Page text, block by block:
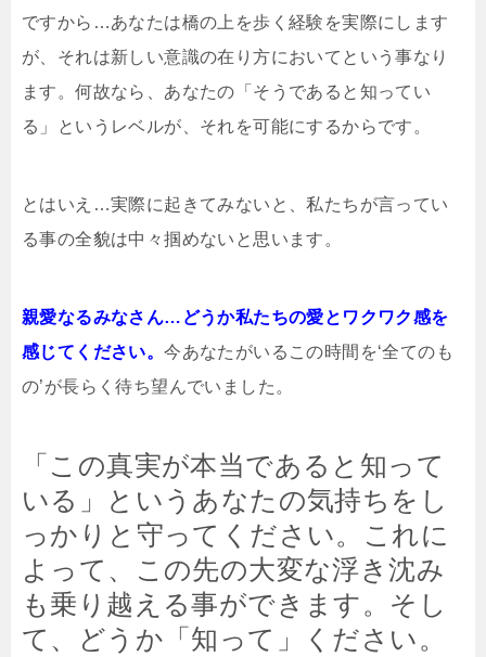
ですから…あなたは橋の上を歩く経験を実際にします
が、それは新しい意識の在り方においてという事なり
ます。何故なら、あなたの「そうであると知ってい
る」というレベルが、それを可能にするからです。
とはいえ…実際に起きてみないと、私たちが言ってい
る事の全貌は中々掴めないと思います。
親愛なるみなさん…どうか私たちの愛とワクワク感を
感じてください。今あなたがいるこの時間を‘全てのも
の’が長らく待ち望んでいました。
「この真実が本当であると知って
いる」というあなたの気持ちをし
っかりと守ってください。これに
よって、この先の大変な浮き沈み
も乗り越える事ができます。そし
て、どうか「知って」ください。